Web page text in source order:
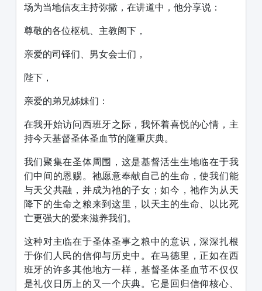
场为当地信友主持弥撒，在讲道中，他分享说：
尊敬的各位枢机、主教阁下，
亲爱的司铎们、男女会士们，
陛下，
亲爱的弟兄姊妹们：
在我开始访问西班牙之际，我怀着喜悦的心情，主
持今天基督圣体圣血节的隆重庆典。
我们聚集在圣体周围，这是基督活生生地临在于我
们中间的恩赐。祂愿意奉献自己的生命，使我们能
与天父共融，并成为祂的子女；如今，祂作为从天
降下的生命之粮来到这里，以天主的生命、以比死
亡更强大的爱来滋养我们。
这种对主临在于圣体圣事之粮中的意识，深深扎根
于你们人民的信仰与历史中。在马德里，正如在西
班牙的许多其他地方一样，基督圣体圣血节不仅仅
是礼仪日历上的又一个庆典。它是回归信仰核心、